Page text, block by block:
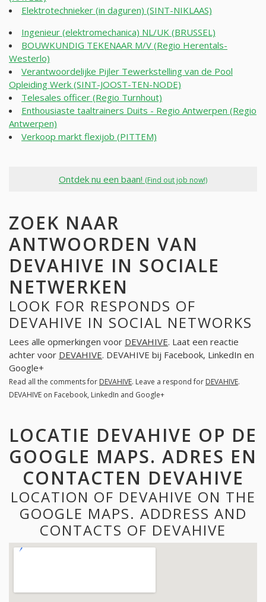
Elektrotechnieker (in daguren) (SINT-NIKLAAS)
Ingenieur (elektromechanica) NL/UK (BRUSSEL)
BOUWKUNDIG TEKENAAR M/V (Regio Herentals-
Westerlo)
Verantwoordelijke Pijler Tewerkstelling van de Pool
Opleiding Werk (SINT-JOOST-TEN-NODE)
Telesales officer (Regio Turnhout)
Enthousiaste taaltrainers Duits - Regio Antwerpen (Regio
Antwerpen)
Verkoop markt flexijob (PITTEM)
Ontdek nu een baan! (Find out job now!)
ZOEK NAAR
ANTWOORDEN VAN
DEVAHIVE IN SOCIALE
NETWERKEN
LOOK FOR RESPONDS OF
DEVAHIVE IN SOCIAL NETWORKS
Lees alle opmerkingen voor DEVAHIVE. Laat een reactie
achter voor DEVAHIVE. DEVAHIVE bij Facebook, LinkedIn en
Google+
Read all the comments for DEVAHIVE. Leave a respond for DEVAHIVE.
DEVAHIVE on Facebook, LinkedIn and Google+
LOCATIE DEVAHIVE OP DE
GOOGLE MAPS. ADRES EN
CONTACTEN DEVAHIVE
LOCATION OF DEVAHIVE ON THE
GOOGLE MAPS. ADDRESS AND
CONTACTS OF DEVAHIVE